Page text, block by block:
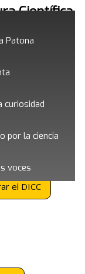
Patona
curiosidad
por la ciencia
voces
Científica
el DICC